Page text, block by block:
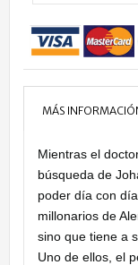
MÁS
Mientras el
búsqueda de
poder día con
millonarios de
sino que tiene a
Uno de ellos, el